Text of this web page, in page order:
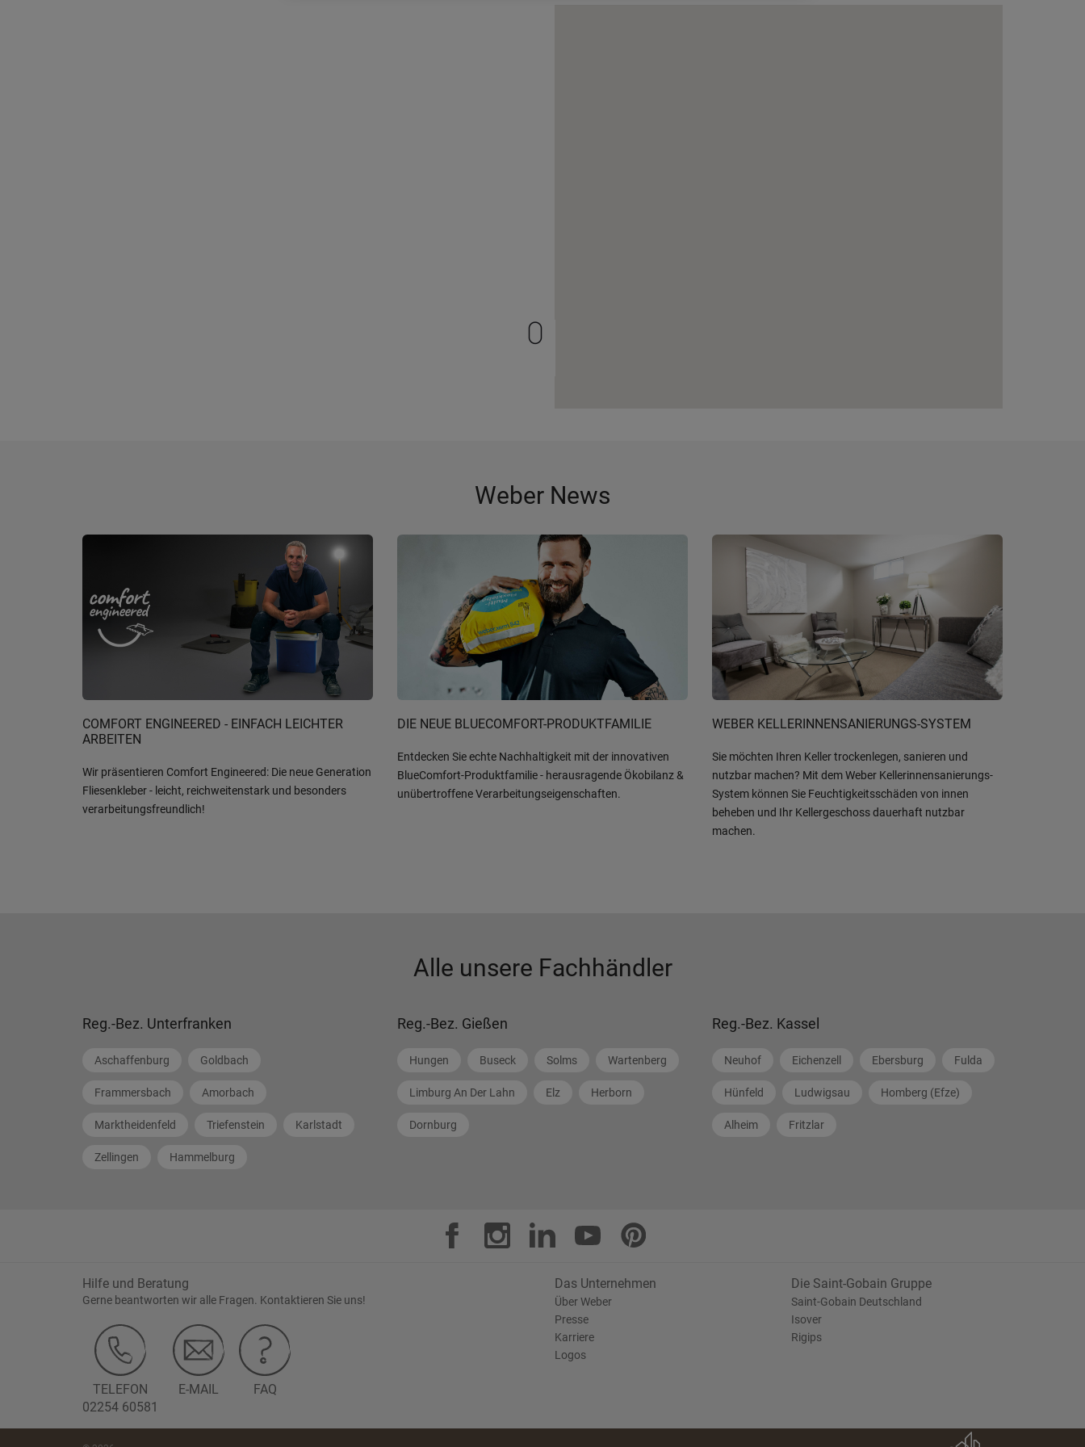
Weber News
COMFORT ENGINEERED - EINFACH LEICHTER
ARBEITEN
Wir präsentieren Comfort Engineered: Die neue Generation
Fliesenkleber - leicht, reichweitenstark und besonders
verarbeitungsfreundlich!
DIE NEUE BLUECOMFORT-PRODUKTFAMILIE
Entdecken Sie echte Nachhaltigkeit mit der innovativen
BlueComfort-Produktfamilie - herausragende Ökobilanz &
unübertroffene Verarbeitungseigenschaften.
WEBER KELLERINNENSANIERUNGS-SYSTEM
Sie möchten Ihren Keller trockenlegen, sanieren und
nutzbar machen? Mit dem Weber Kellerinnensanierungs-
System können Sie Feuchtigkeitsschäden von innen
beheben und Ihr Kellergeschoss dauerhaft nutzbar
machen.
Alle unsere Fachhändler
Reg.-Bez. Unterfranken
Aschaffenburg Goldbach
Frammersbach Amorbach
Marktheidenfeld Triefenstein Karlstadt
Zellingen Hammelburg
Reg.-Bez. Gießen
Hungen Buseck Solms Wartenberg
Limburg An Der Lahn Elz Herborn
Dornburg
Reg.-Bez. Kassel
Neuhof Eichenzell Ebersburg Fulda
Hünfeld Ludwigsau Homberg (Efze)
Alheim Fritzlar
Hilfe und Beratung
Gerne beantworten wir alle Fragen. Kontaktieren Sie uns!
TELEFON
02254 60581
E-MAIL FAQ
Das Unternehmen
Über Weber
Presse
Karriere
Logos
Die Saint-Gobain Gruppe
Saint-Gobain Deutschland
Isover
Rigips